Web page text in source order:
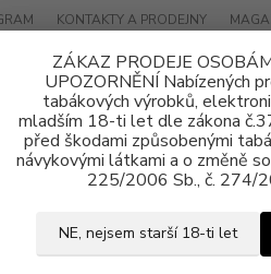
ZÁKAZ PRODEJE
UPOZORNĚNÍ Nabízených
tabákových výrobků,
mladším 18-ti let dle zákona
před škodami způsobenými
návykovými látkami a o změně
225/2006 Sb., č. 274/
NE, nejsem starší 18-ti let
KONTAKTY A PRODEJNY
Náplně e-liquid E-liquid WAY to
WAY to